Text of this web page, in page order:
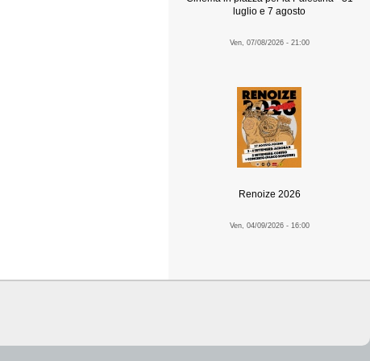
luglio e 7 agosto
Ven, 07/08/2026 - 21:00
Renoize 2026
Ven, 04/09/2026 - 16:00